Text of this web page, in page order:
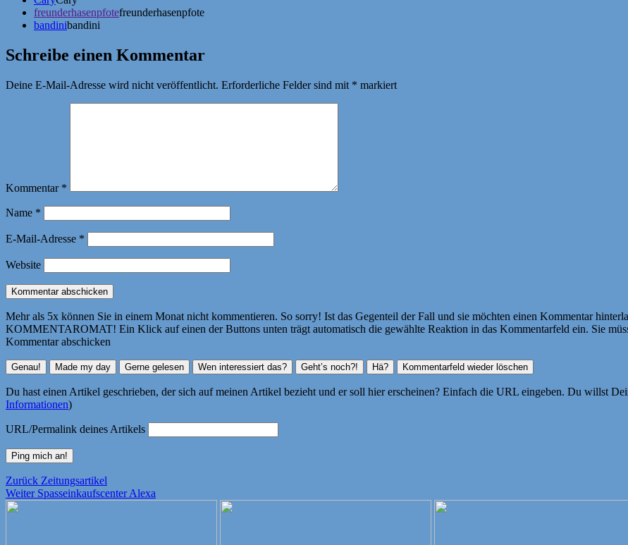
freunderhasenpfotefreunderhasenpfote
bandinibandini
Schreibe einen Kommentar
Deine E-Mail-Adresse wird nicht veröffentlicht. Erforderliche Felder sind mit * markiert
Kommentar *
Name *
E-Mail-Adresse *
Website
Mehr als 5x können Sie in einem Monat nicht kommentieren. So sorry! Ist das Gegenteil der Fall und sie möchten einen Kommentar
KOMMENTAROMAT! Ein Klick auf einen der Buttons unten trägt automatisch die gewählte Reaktion in das Kommentarfeld ein. Sie
Kommentar abschicken
Du hast einen Artikel geschrieben, der sich auf meinen Artikel bezieht und er soll hier erscheinen? Einfach die URL eingeben. Du willst
Informationen)
URL/Permalink deines Artikels
Beitragsnavigation
Zurück Vorheriger
Beitrag:
Zeitungsartikel
Weiter Nächster
Spasseinkaufscenter Alexa